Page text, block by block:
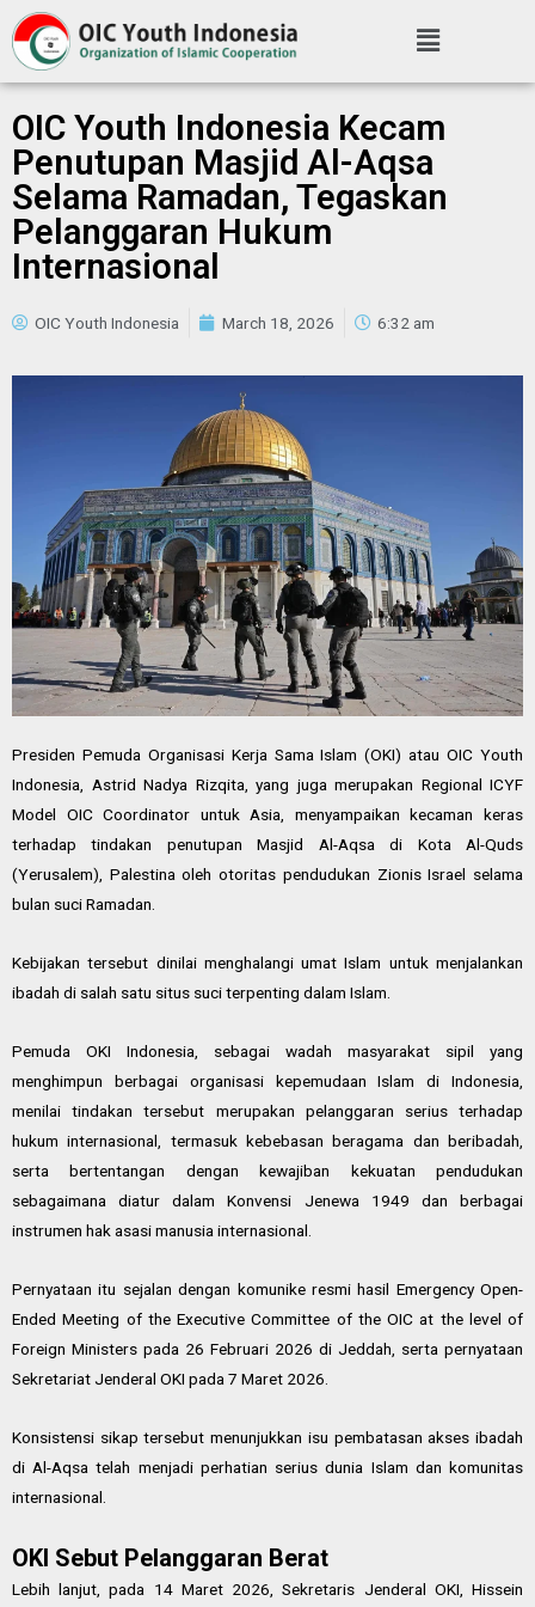
OIC Youth Indonesia Kecam
Penutupan Masjid Al-Aqsa
Selama Ramadan, Tegaskan
Pelanggaran Hukum
Internasional
OIC Youth Indonesia March 18, 2026 6:32 am
Presiden Pemuda Organisasi Kerja Sama Islam (OKI) atau OIC Youth
Indonesia, Astrid Nadya Rizqita, yang juga merupakan Regional ICYF
Model OIC Coordinator untuk Asia, menyampaikan kecaman keras
terhadap tindakan penutupan Masjid Al-Aqsa di Kota Al-Quds
(Yerusalem), Palestina oleh otoritas pendudukan Zionis Israel selama
bulan suci Ramadan.
Kebijakan tersebut dinilai menghalangi umat Islam untuk menjalankan
ibadah di salah satu situs suci terpenting dalam Islam.
Pemuda OKI Indonesia, sebagai wadah masyarakat sipil yang
menghimpun berbagai organisasi kepemudaan Islam di Indonesia,
menilai tindakan tersebut merupakan pelanggaran serius terhadap
hukum internasional, termasuk kebebasan beragama dan beribadah,
serta bertentangan dengan kewajiban kekuatan pendudukan
sebagaimana diatur dalam Konvensi Jenewa 1949 dan berbagai
instrumen hak asasi manusia internasional.
Pernyataan itu sejalan dengan komunike resmi hasil Emergency Open-
Ended Meeting of the Executive Committee of the OIC at the level of
Foreign Ministers pada 26 Februari 2026 di Jeddah, serta pernyataan
Sekretariat Jenderal OKI pada 7 Maret 2026.
Konsistensi sikap tersebut menunjukkan isu pembatasan akses ibadah
di Al-Aqsa telah menjadi perhatian serius dunia Islam dan komunitas
internasional.
OKI Sebut Pelanggaran Berat
Lebih lanjut, pada 14 Maret 2026, Sekretaris Jenderal OKI, Hissein